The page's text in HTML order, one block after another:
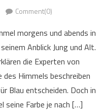
Comment(0)
morgens und abends in
Anblick Jung und Alt.
die Experten von
Himmels beschreiben
Blau entscheiden. Doch in
seine Farbe je nach […]